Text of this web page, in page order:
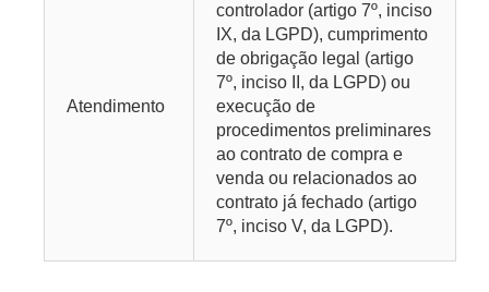
Atendimento
controlador (artigo 7º, inciso
IX, da LGPD), cumprimento
de obrigação legal (artigo
7º, inciso II, da LGPD) ou
execução de
procedimentos preliminares
ao contrato de compra e
venda ou relacionados ao
contrato já fechado (artigo
7º, inciso V, da LGPD).